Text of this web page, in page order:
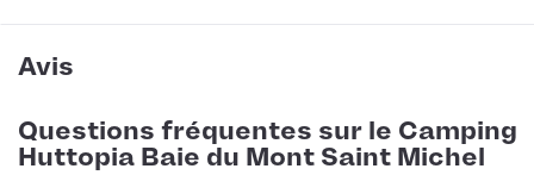
Avis
Questions fréquentes sur le Camping
Huttopia Baie du Mont Saint Michel